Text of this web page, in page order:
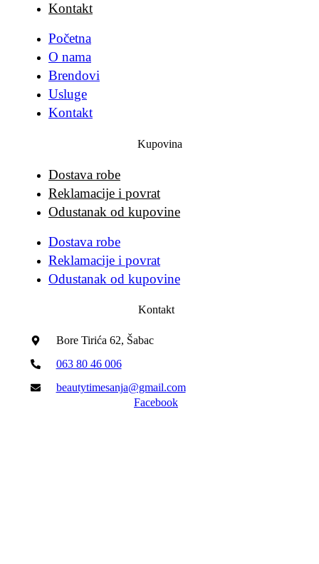
Kontakt
Početna
O nama
Brendovi
Usluge
Kontakt
Kupovina
Dostava robe
Reklamacije i povrat
Odustanak od kupovine
Dostava robe
Reklamacije i povrat
Odustanak od kupovine
Kontakt
Bore Tirića 62, Šabac
063 80 46 006
beautytimesanja@gmail.com
Facebook